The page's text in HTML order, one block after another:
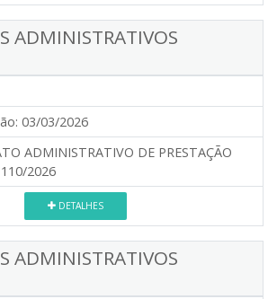
ADMINISTRATIVOS
03/03/2026
ADMINISTRATIVO DE PRESTAÇÃO
110/2026
DETALHES
ADMINISTRATIVOS